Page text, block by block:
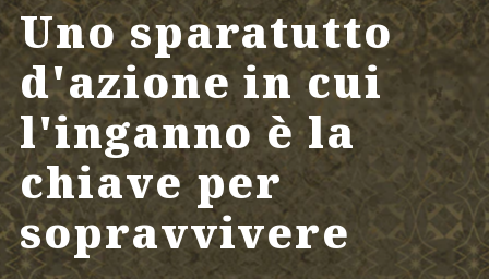
Uno sparatutto
d'azione in cui
l'inganno è la
chiave per
sopravvivere